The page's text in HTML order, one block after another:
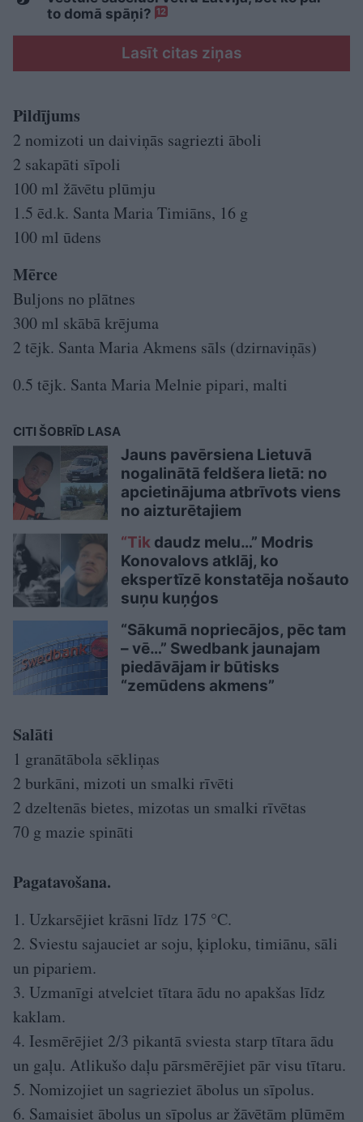
to domā spāņi? 12
Lasīt citas ziņas
Pildījums
2 nomizoti un daiviņās sagriezti āboli
2 sakapāti sīpoli
100 ml žāvētu plūmju
1.5 ēd.k. Santa Maria Timiāns, 16 g
100 ml ūdens
Mērce
Buljons no plātnes
300 ml skābā krējuma
2 tējk. Santa Maria Akmens sāls (dzirnaviņās)
0.5 tējk. Santa Maria Melnie pipari, malti
CITI ŠOBRĪD LASA
Jauns pavērsiena Lietuvā
nogalinātā feldšera lietā: no
apcietinājuma atbrīvots viens
no aizturētajiem
“Tik daudz melu…” Modris
Konovalovs atklāj, ko
ekspertīzē konstatēja nošauto
suņu kuņģos
“Sākumā nopriecājos, pēc tam
– vē…” Swedbank jaunajam
piedāvājam ir būtisks
“zemūdens akmens”
Salāti
1 granātābola sēkliņas
2 burkāni, mizoti un smalki rīvēti
2 dzeltenās bietes, mizotas un smalki rīvētas
70 g mazie spināti
Pagatavošana.
1. Uzkarsējiet krāsni līdz 175 °C.
2. Sviestu sajauciet ar soju, ķiploku, timiānu, sāli
un pipariem.
3. Uzmanīgi atvelciet tītara ādu no apakšas līdz
kaklam.
4. Iesmērējiet 2/3 pikantā sviesta starp tītara ādu
un gaļu. Atlikušo daļu pārsmērējiet pār visu tītaru.
5. Nomizojiet un sagrieziet ābolus un sīpolus.
6. Samaisiet ābolus un sīpolus ar žāvētām plūmēm